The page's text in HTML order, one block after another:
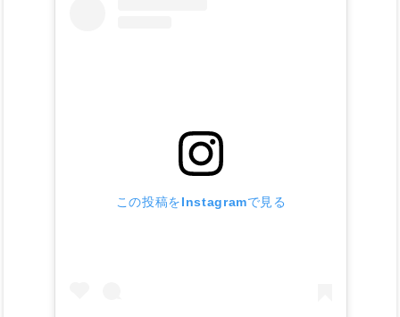
この投稿をInstagramで見る